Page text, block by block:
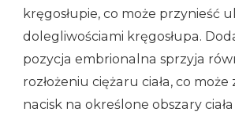
kręgosłupie, co może przynieść
dolegliwościami kręgosłupa.
pozycja embrionalna sprzyja
rozłożeniu ciężaru ciała, co może
nacisk na określone obszary